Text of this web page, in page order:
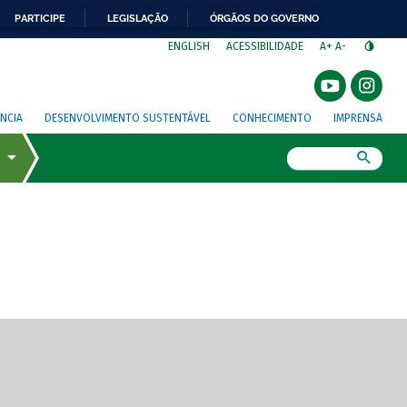
PARTICIPE LEGISLAÇÃO ÓRGÃOS DO GOVERNO
ENGLISH ACESSIBILIDADE A+ A-
DESENVOLVIMENTO SUSTENTÁVEL CONHECIMENTO IMPRENSA
de tela